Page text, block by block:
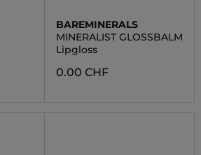
BAREMINERALS
MINERALIST GLOSSBALM
Lipgloss
0.00 CHF